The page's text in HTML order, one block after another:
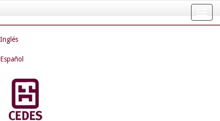
navigation
Inglés
Español